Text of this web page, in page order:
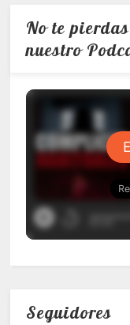
No te
nuestro
Seguidores